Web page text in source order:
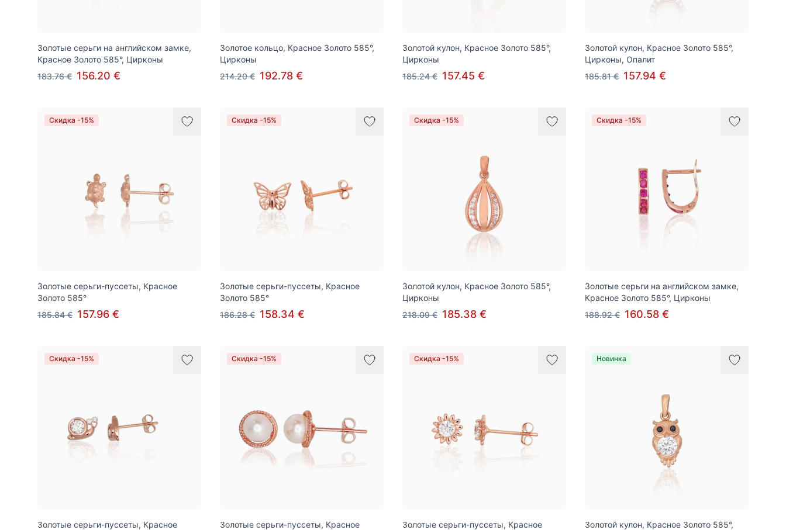
Золотые серьги на английском замке,
Красное Золото 585°, Цирконы
183.76 € 156.20 €
Золотое кольцо, Красное Золото 585°,
Цирконы
214.20 € 192.78 €
Золотой кулон, Красное Золото 585°,
Цирконы
185.24 € 157.45 €
Золотой кулон, Красное Золото 585°,
Цирконы, Опалит
185.81 € 157.94 €
Скидка -15%
Золотые серьги-пуссеты, Красное
Золото 585°
185.84 € 157.96 €
Скидка -15%
Золотые серьги-пуссеты, Красное
Золото 585°
186.28 € 158.34 €
Скидка -15%
Золотой кулон, Красное Золото 585°,
Цирконы
218.09 € 185.38 €
Скидка -15%
Золотые серьги на английском замке,
Красное Золото 585°, Цирконы
188.92 € 160.58 €
Скидка -15%
Золотые серьги-пуссеты, Красное
Скидка -15%
Золотые серьги-пуссеты, Красное
Скидка -15%
Золотые серьги-пуссеты, Красное
Новинка
Золотой кулон, Красное Золото 585°,